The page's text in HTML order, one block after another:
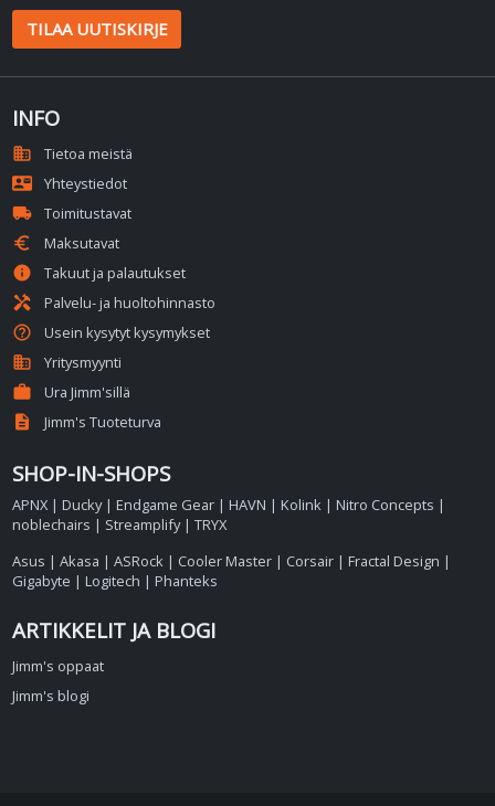
TILAA UUTISKIRJE
INFO
domain
Tietoa meistä
contact_mail
Yhteystiedot
local_shipping
Toimitustavat
euro
Maksutavat
info
Takuut ja palautukset
handyman
Palvelu- ja huoltohinnasto
help_outline
Usein kysytyt kysymykset
business
Yritysmyynti
work
Ura Jimm'sillä
description
Jimm's Tuoteturva
SHOP-IN-SHOPS
APNX | Ducky| Endgame Gear | HAVN | Kolink | Nitro Concepts |
noblechairs | Streamplify|TRYX
Asus |Akasa |ASRock | Cooler Master | Corsair | Fractal Design |
Gigabyte | Logitech | Phanteks
ARTIKKELIT JA BLOGI
Jimm's oppaat
Jimm's blogi